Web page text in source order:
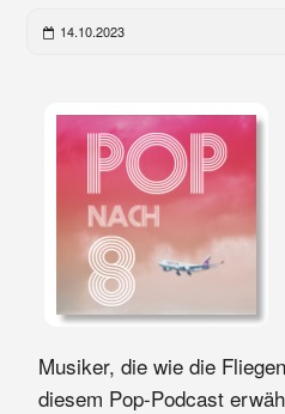
14.10.2023
Musiker, die wie die
diesem Pop-Podcast